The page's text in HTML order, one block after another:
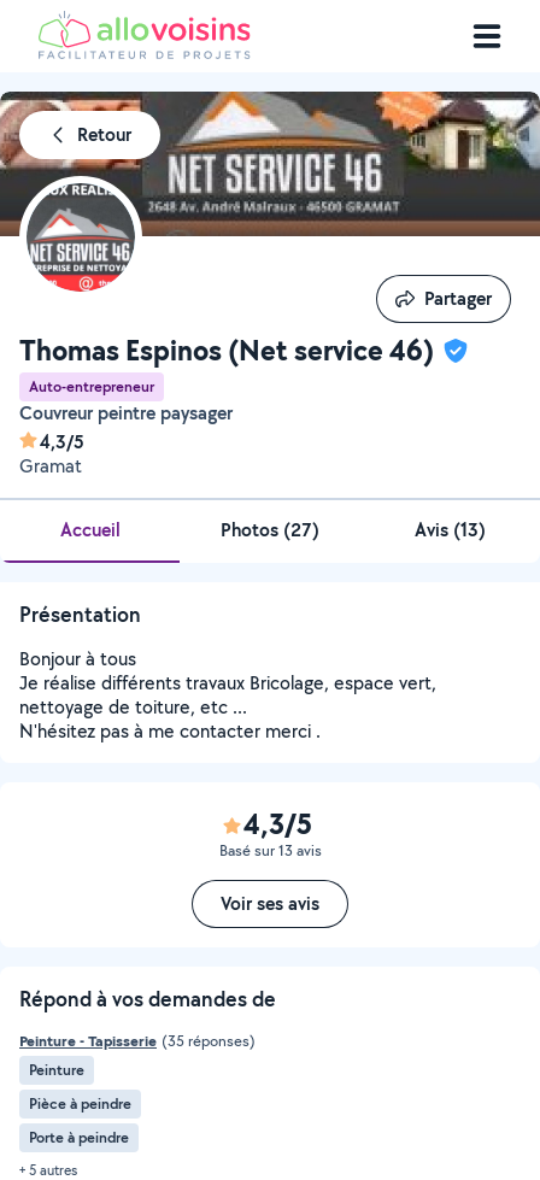
Retour
Thomas Espinos (Net service 46)
Auto-entrepreneur
Couvreur peintre paysager
4,3/5
Gramat
Partager
Partager
Accueil Photos (27) Avis (13)
Présentation
Bonjour à tous
Je réalise différents travaux Bricolage, espace vert,
nettoyage de toiture, etc ...
N'hésitez pas à me contacter merci .
4,3/5
Basé sur 13 avis
Voir ses avis
Répond à vos demandes de
Peinture - Tapisserie (35 réponses)
Peinture
Pièce à peindre
Porte à peindre
+ 5 autres